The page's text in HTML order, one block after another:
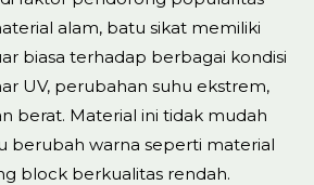
alam, batu sikat memiliki
biasa terhadap berbagai kondisi
UV, perubahan suhu ekstrem,
berat. Material ini tidak mudah
berubah warna seperti material
block berkualitas rendah.